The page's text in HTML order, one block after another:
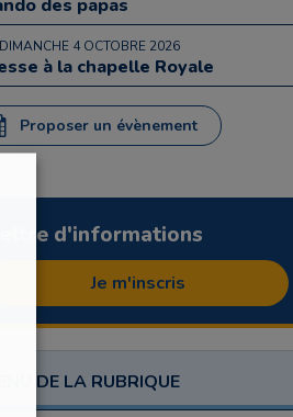
des papas
4 OCTOBRE 2026
à la chapelle Royale
Proposer un évènement
d'informations
Je m'inscris
DE LA RUBRIQUE